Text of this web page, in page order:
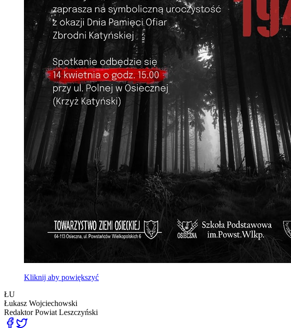
Kliknij aby powiększyć
ŁU
Łukasz Wojciechowski
RedaktorPowiat Leszczyński